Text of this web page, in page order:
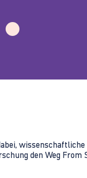
den Weg From